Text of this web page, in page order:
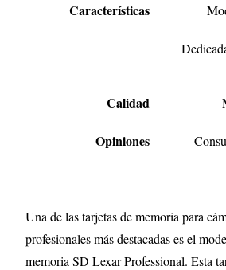
Características
Calidad
Opiniones
Una de las tarjetas de memoria para
profesionales más destacadas es el
memoria SD Lexar Professional. Esta